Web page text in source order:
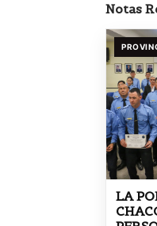
Notas
LA